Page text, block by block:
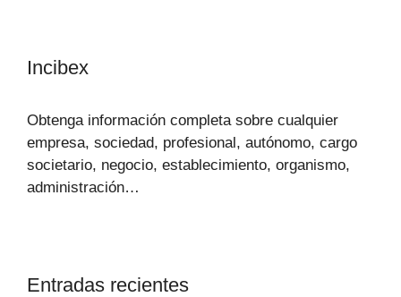
Incibex
Obtenga información completa sobre cualquier
empresa, sociedad, profesional, autónomo, cargo
societario, negocio, establecimiento, organismo,
administración…
Entradas recientes